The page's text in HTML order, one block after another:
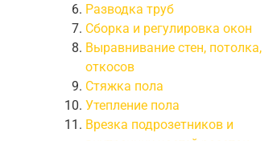
Разводка труб
Сборка и регулировка окон
Выравнивание стен, потолка,
откосов
Стяжка пола
Утепление пола
Врезка подрозетников и